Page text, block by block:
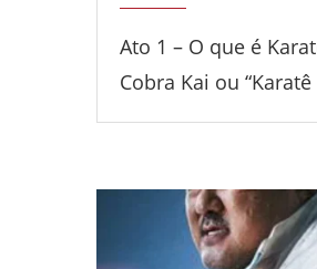
Ato 1 – O que é
Cobra Kai ou